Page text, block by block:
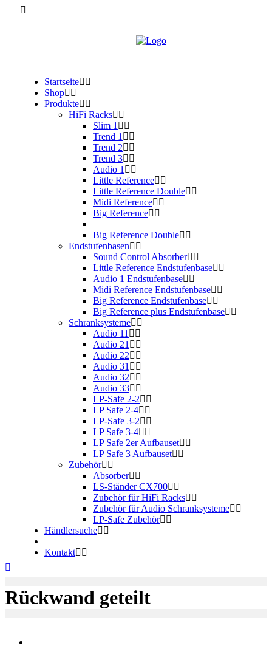
Startseite
Shop
Produkte
HiFi Racks
Slim 1
Trend 1
Trend 2
Trend 3
Audio 1
Little Reference
Little Reference Double
Midi Reference
Big Reference
Big Reference Double
Endstufenbasen
Sound Control Absorber
Little Reference Endstufenbase
Audio 1 Endstufenbase
Midi Reference Endstufenbase
Big Reference Endstufenbase
Big Reference plus Endstufenbase
Schranksysteme
Audio 11
Audio 21
Audio 22
Audio 31
Audio 32
Audio 33
LP-Safe 2-2
LP Safe 2-4
LP-Safe 3-2
LP Safe 3-4
LP Safe 2er Aufbauset
LP Safe 3 Aufbauset
Zubehör
Absorber
LS-Ständer CX700
Zubehör für HiFi Racks
Zubehör für Audio Schranksysteme
LP-Safe Zubehör
Händlersuche
Kontakt
Rückwand geteilt